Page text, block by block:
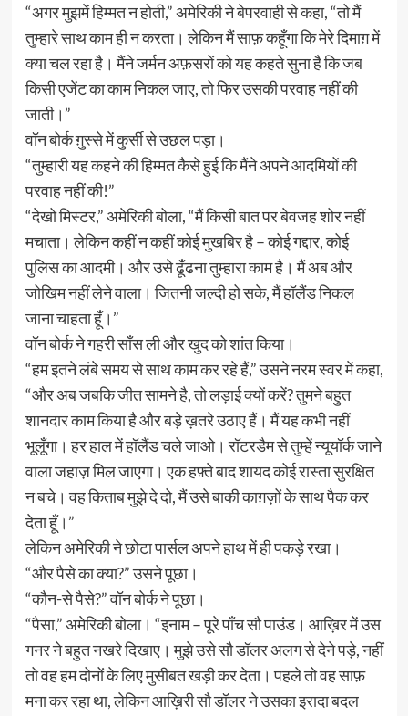
“अगर मुझमें हिम्मत न होती,” अमेरिकी ने बेपरवाही से कहा, “तो मैं
तुम्हारे साथ काम ही न करता। लेकिन मैं साफ़ कहूँगा कि मेरे दिमाग़ में
क्या चल रहा है। मैंने जर्मन अफ़सरों को यह कहते सुना है कि जब
किसी एजेंट का काम निकल जाए, तो फिर उसकी परवाह नहीं की
जाती।”
वॉन बोर्क ग़ुस्से में कुर्सी से उछल पड़ा।
“तुम्हारी यह कहने की हिम्मत कैसे हुई कि मैंने अपने आदमियों की
परवाह नहीं की!”
“देखो मिस्टर,” अमेरिकी बोला, “मैं किसी बात पर बेवजह शोर नहीं
मचाता। लेकिन कहीं न कहीं कोई मुखबिर है – कोई गद्दार, कोई
पुलिस का आदमी। और उसे ढूँढना तुम्हारा काम है। मैं अब और
जोखिम नहीं लेने वाला। जितनी जल्दी हो सके, मैं हॉलैंड निकल
जाना चाहता हूँ।”
वॉन बोर्क ने गहरी साँस ली और खुद को शांत किया।
“हम इतने लंबे समय से साथ काम कर रहे हैं,” उसने नरम स्वर में कहा,
“और अब जबकि जीत सामने है, तो लड़ाई क्यों करें? तुमने बहुत
शानदार काम किया है और बड़े ख़तरे उठाए हैं। मैं यह कभी नहीं
भूलूँगा। हर हाल में हॉलैंड चले जाओ। रॉटरडैम से तुम्हें न्यूयॉर्क जाने
वाला जहाज़ मिल जाएगा। एक हफ़्ते बाद शायद कोई रास्ता सुरक्षित
न बचे। वह किताब मुझे दे दो, मैं उसे बाकी काग़ज़ों के साथ पैक कर
देता हूँ।”
लेकिन अमेरिकी ने छोटा पार्सल अपने हाथ में ही पकड़े रखा।
“और पैसे का क्या?” उसने पूछा।
“कौन-से पैसे?” वॉन बोर्क ने पूछा।
“पैसा,” अमेरिकी बोला। “इनाम – पूरे पाँच सौ पाउंड। आख़िर में उस
गनर ने बहुत नखरे दिखाए। मुझे उसे सौ डॉलर अलग से देने पड़े, नहीं
तो वह हम दोनों के लिए मुसीबत खड़ी कर देता। पहले तो वह साफ़
मना कर रहा था, लेकिन आख़िरी सौ डॉलर ने उसका इरादा बदल